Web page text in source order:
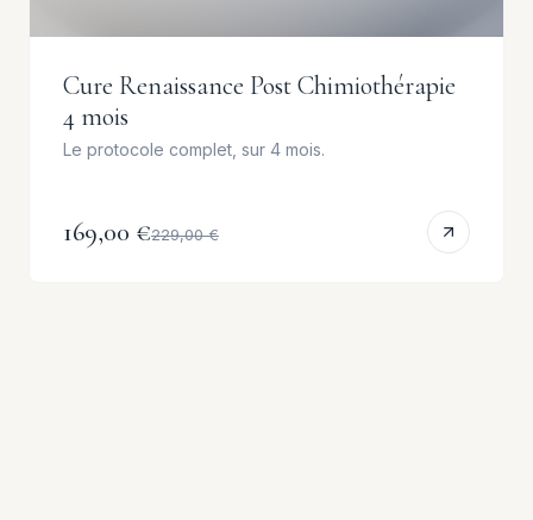
Cure Renaissance Post Chimiothérapie
4 mois
Le protocole complet, sur 4 mois.
169,00 €229,00 €